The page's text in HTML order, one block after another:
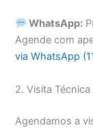
WhatsApp:
Agende com
via WhatsApp
2. Visita Técnica
Agendamos a